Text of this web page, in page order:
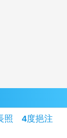
照 4度挹注